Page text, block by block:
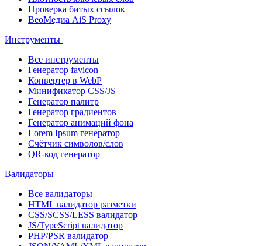
Проверка битых ссылок
ВеоМедиа AiS Proxy
Инструменты
Все инструменты
Генератор favicon
Конвертер в WebP
Минификатор CSS/JS
Генератор палитр
Генератор градиентов
Генератор анимаций фона
Lorem Ipsum генератор
Счётчик символов/слов
QR-код генератор
Валидаторы
Все валидаторы
HTML валидатор разметки
CSS/SCSS/LESS валидатор
JS/TypeScript валидатор
PHP/PSR валидатор